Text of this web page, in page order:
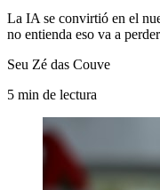
La IA se convirtió en el
no entienda eso va a
Seu Zé das Couve
5 min de lectura